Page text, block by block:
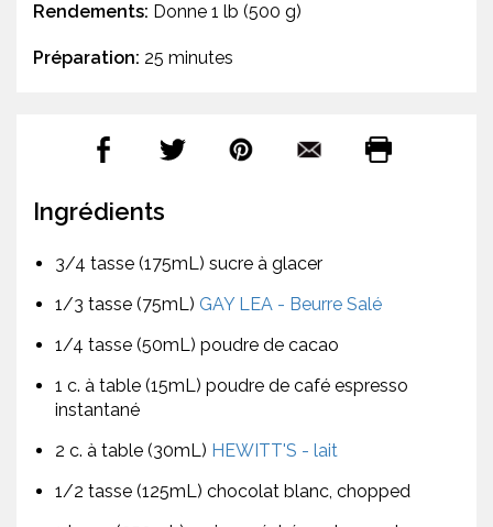
Rendements: Donne 1 lb (500 g)
Préparation: 25 minutes
Ingrédients
3/4 tasse (175mL) sucre à glacer
1/3 tasse (75mL) GAY LEA - Beurre Salé
1/4 tasse (50mL) poudre de cacao
1 c. à table (15mL) poudre de café espresso
instantané
2 c. à table (30mL) HEWITT'S - lait
1/2 tasse (125mL) chocolat blanc, chopped